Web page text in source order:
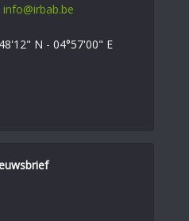
info@irbab.be
N - 04°57'00" E